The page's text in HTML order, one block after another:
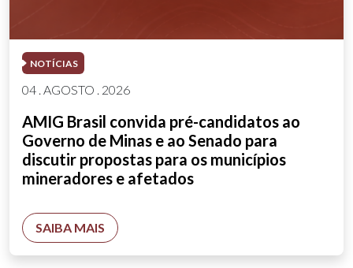
NOTÍCIAS
04 . AGOSTO . 2026
AMIG Brasil convida pré-candidatos ao
Governo de Minas e ao Senado para
discutir propostas para os municípios
mineradores e afetados
SAIBA MAIS